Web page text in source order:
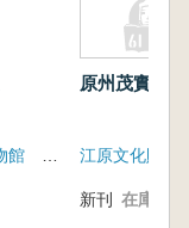
原州茂實洞
新刊 在庫なし